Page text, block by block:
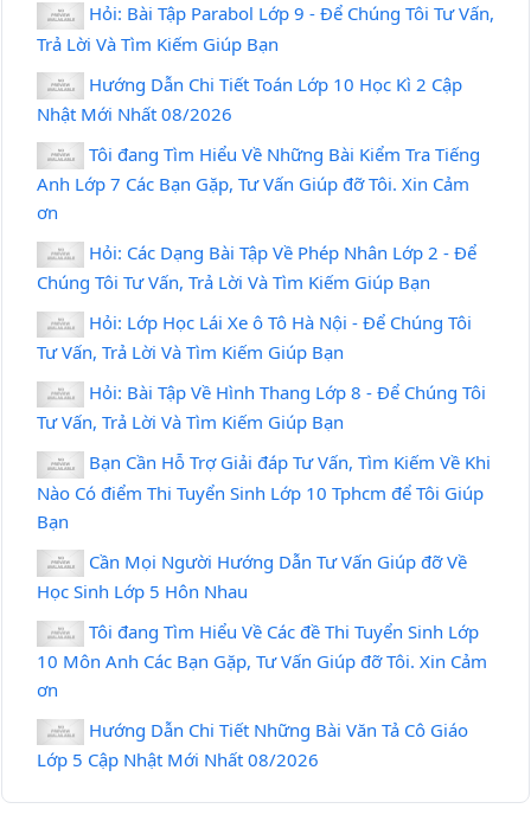
Hỏi: Bài Tập Parabol Lớp 9 - Để Chúng Tôi Tư Vấn,
Trả Lời Và Tìm Kiếm Giúp Bạn
Hướng Dẫn Chi Tiết Toán Lớp 10 Học Kì 2 Cập
Nhật Mới Nhất 08/2026
Tôi đang Tìm Hiểu Về Những Bài Kiểm Tra Tiếng
Anh Lớp 7 Các Bạn Gặp, Tư Vấn Giúp đỡ Tôi. Xin Cảm
ơn
Hỏi: Các Dạng Bài Tập Về Phép Nhân Lớp 2 - Để
Chúng Tôi Tư Vấn, Trả Lời Và Tìm Kiếm Giúp Bạn
Hỏi: Lớp Học Lái Xe ô Tô Hà Nội - Để Chúng Tôi
Tư Vấn, Trả Lời Và Tìm Kiếm Giúp Bạn
Hỏi: Bài Tập Về Hình Thang Lớp 8 - Để Chúng Tôi
Tư Vấn, Trả Lời Và Tìm Kiếm Giúp Bạn
Bạn Cần Hỗ Trợ Giải đáp Tư Vấn, Tìm Kiếm Về Khi
Nào Có điểm Thi Tuyển Sinh Lớp 10 Tphcm để Tôi Giúp
Bạn
Cần Mọi Người Hướng Dẫn Tư Vấn Giúp đỡ Về
Học Sinh Lớp 5 Hôn Nhau
Tôi đang Tìm Hiểu Về Các đề Thi Tuyển Sinh Lớp
10 Môn Anh Các Bạn Gặp, Tư Vấn Giúp đỡ Tôi. Xin Cảm
ơn
Hướng Dẫn Chi Tiết Những Bài Văn Tả Cô Giáo
Lớp 5 Cập Nhật Mới Nhất 08/2026